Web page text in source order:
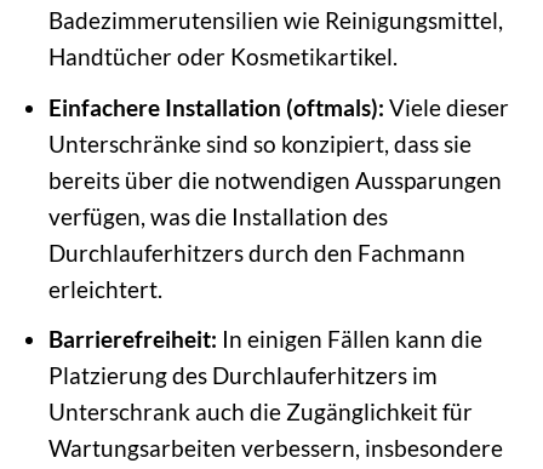
Badezimmerutensilien wie Reinigungsmittel,
Handtücher oder Kosmetikartikel.
Einfachere Installation (oftmals): Viele dieser
Unterschränke sind so konzipiert, dass sie
bereits über die notwendigen Aussparungen
verfügen, was die Installation des
Durchlauferhitzers durch den Fachmann
erleichtert.
Barrierefreiheit: In einigen Fällen kann die
Platzierung des Durchlauferhitzers im
Unterschrank auch die Zugänglichkeit für
Wartungsarbeiten verbessern, insbesondere